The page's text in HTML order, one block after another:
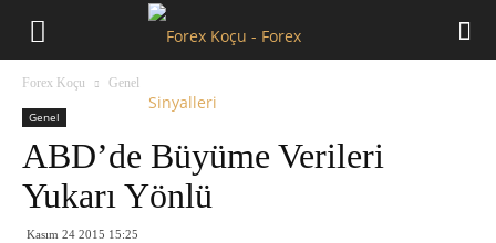
Forex Koçu Genel
Genel
ABD’de Büyüme Verileri
Yukarı Yönlü
Kasım 24 2015 15:25